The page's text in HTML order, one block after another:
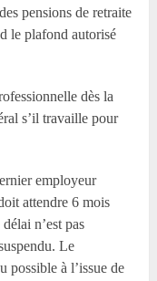
pensions de retraite
le plafond autorisé
dès la
s’il travaille pour
employeur
attendre 6 mois
n’est pas
Le
possible à l’issue de